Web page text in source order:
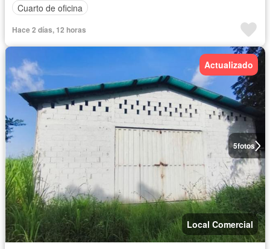
Cuarto de oficina
Hace 2 días, 12 horas
5fotos
Actualizado
Local Comercial